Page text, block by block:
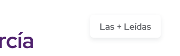
Las + Leídas